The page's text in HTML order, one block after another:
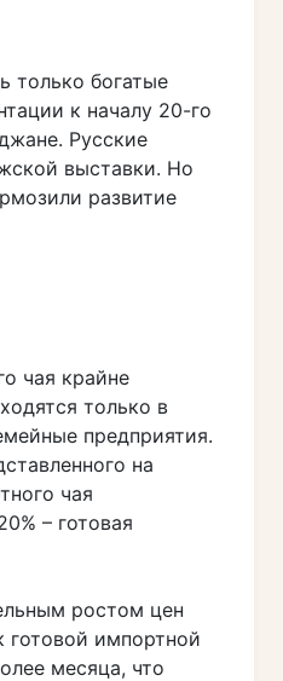
только богатые
к началу 20-го
Русские
выставки. Но
развитие
чая крайне
только в
предприятия.
на
чая
– готовая
ростом цен
готовой импортной
месяца, что